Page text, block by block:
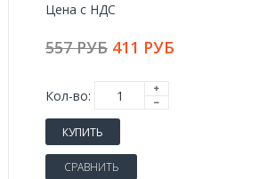
Цена с НДС
557 РУБ 411 РУБ
Кол-во:
КУПИТЬ
СРАВНИТЬ